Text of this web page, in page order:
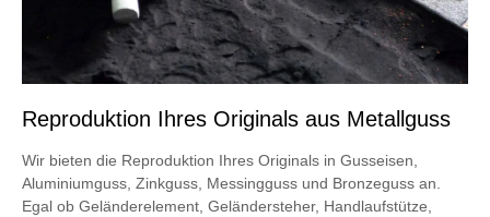
Reproduktion Ihres Originals aus Metallguss
Wir bieten die Reproduktion Ihres Originals in Gusseisen,
Aluminiumguss, Zinkguss, Messingguss und Bronzeguss an.
Egal ob Geländerelement, Geländersteher, Handlaufstütze,